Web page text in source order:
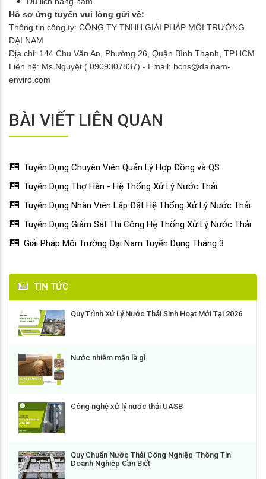
Hồ sơ ứng tuyển vui lòng gửi về:
Thông tin công ty: CÔNG TY TNHH GIẢI PHÁP MÔI TRƯỜNG
ĐẠI NAM
Địa chỉ: 144 Chu Văn An, Phường 26, Quận Bình Thạnh, TP.HCM
Liên hệ: Ms.Nguyệt ( 0909307837) - Email: hcns@dainam-
enviro.com
BÀI VIẾT LIÊN QUAN
Tuyển Dụng Chuyên Viên Quản Lý Hợp Đồng và QS
Tuyển Dụng Thợ Hàn - Hệ Thống Xử Lý Nước Thải
Tuyển Dụng Nhân Viên Lắp Đặt Hệ Thống Xử Lý Nước Thải
Tuyển Dụng Giám Sát Thi Công Hệ Thống Xử Lý Nước Thải
Giải Pháp Môi Trường Đại Nam Tuyển Dụng Tháng 3
TIN TỨC
Quy Trình Xử Lý Nước Thải Sinh Hoạt Mới Tại 2026
Nước nhiễm mặn là gì
Công nghệ xử lý nước thải UASB
Quy Chuẩn Nước Thải Công Nghiệp-Thông Tin
Doanh Nghiệp Cần Biết